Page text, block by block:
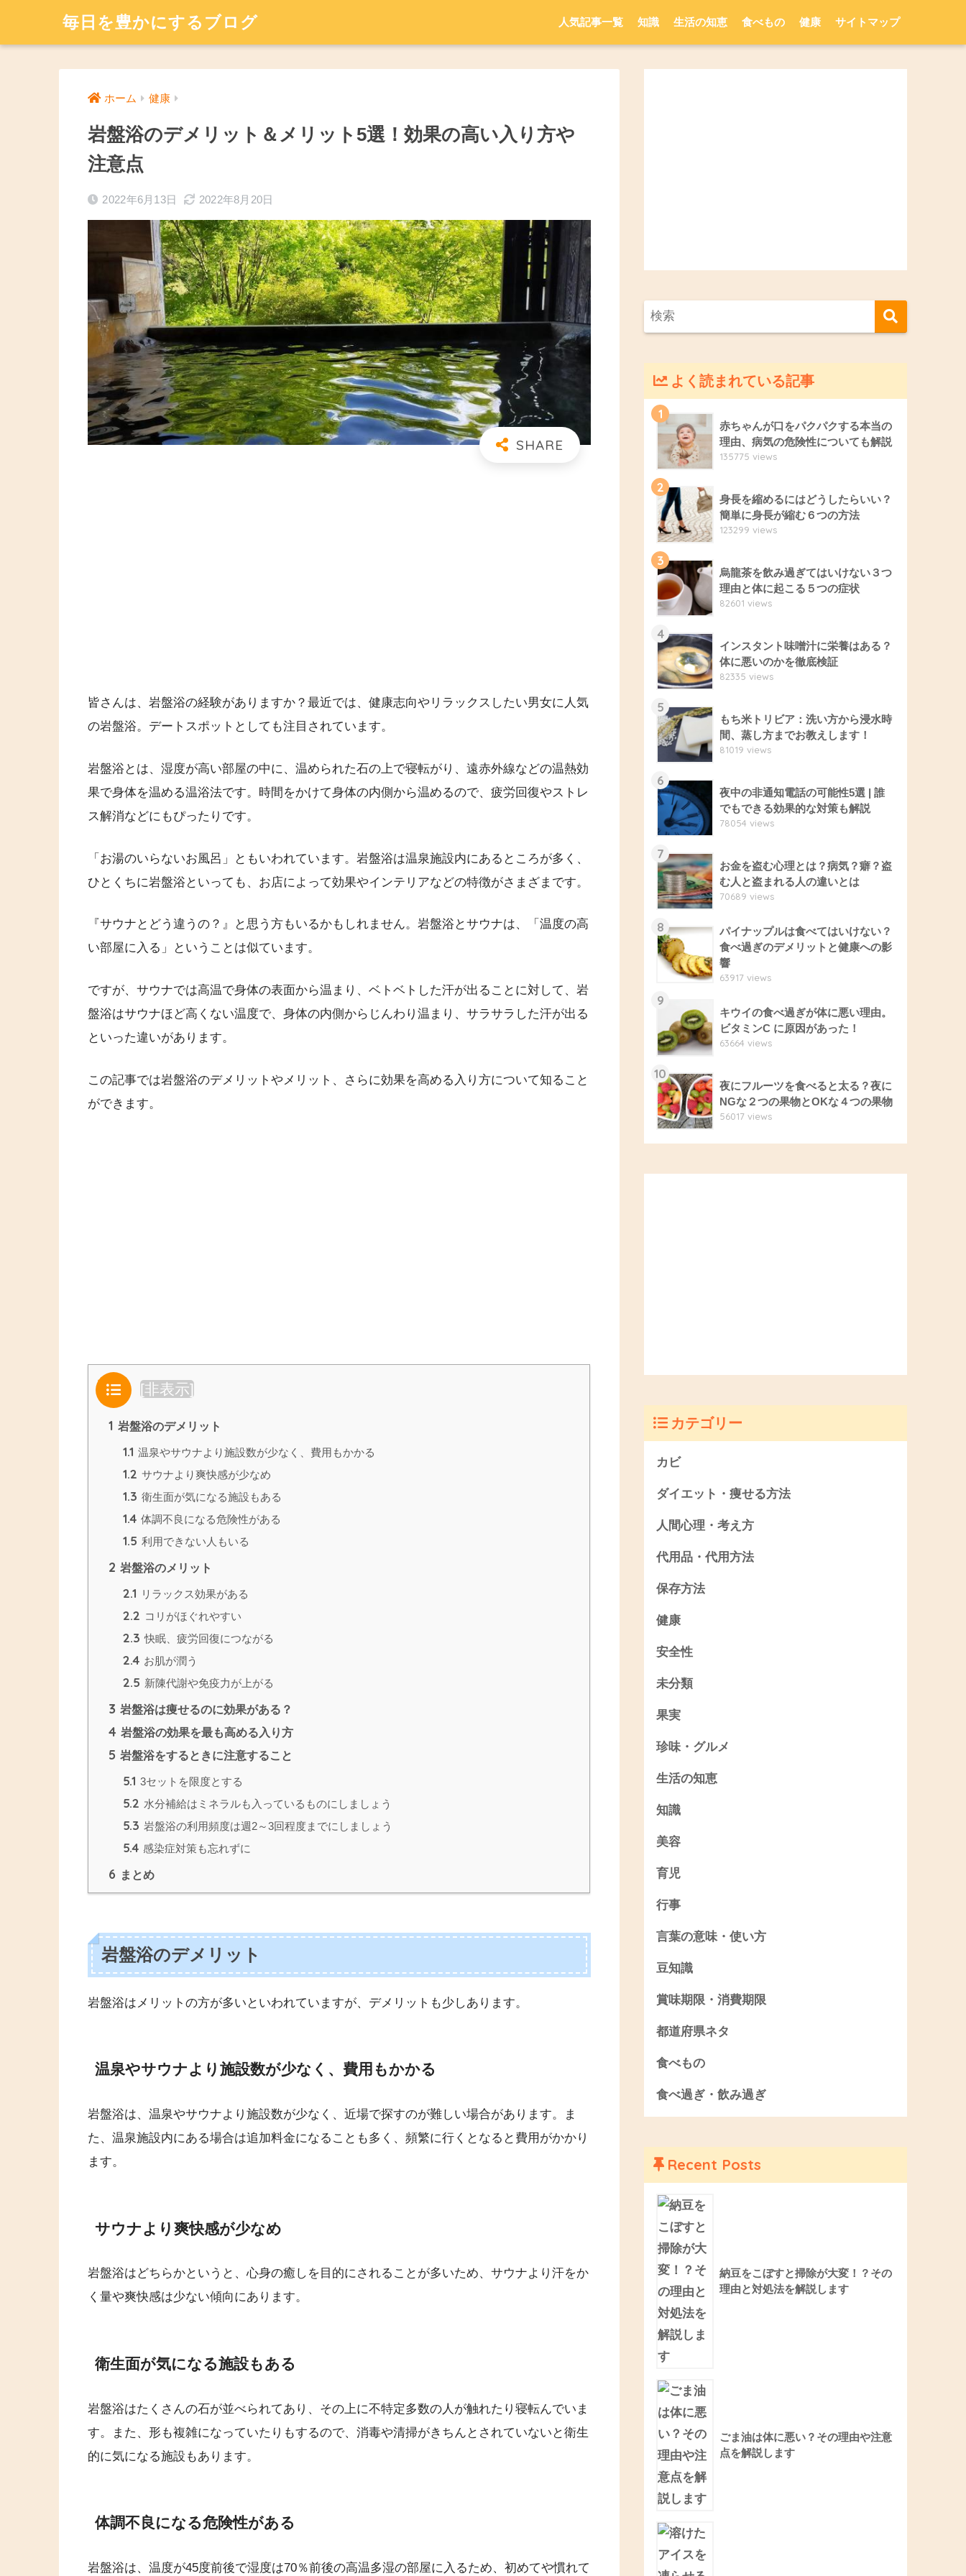
毎日を豊かにするブログ 人気記事一覧 知識 生活の知恵 食べもの 健康 サイトマップ
ホーム 健康
岩盤浴のデメリット＆メリット5選！効果の高い入り方や
注意点
2022年6月13日 2022年8月20日
皆さんは、岩盤浴の経験がありますか？最近では、健康志向やリラックスしたい男女に人気
の岩盤浴。デートスポットとしても注目されています。
岩盤浴とは、湿度が高い部屋の中に、温められた石の上で寝転がり、遠赤外線などの温熱効
果で身体を温める温浴法です。時間をかけて身体の内側から温めるので、疲労回復やストレ
ス解消などにもぴったりです。
「お湯のいらないお風呂」ともいわれています。岩盤浴は温泉施設内にあるところが多く、
ひとくちに岩盤浴といっても、お店によって効果やインテリアなどの特徴がさまざまです。
『サウナとどう違うの？』と思う方もいるかもしれません。岩盤浴とサウナは、「温度の高
い部屋に入る」ということは似ています。
ですが、サウナでは高温で身体の表面から温まり、ベトベトした汗が出ることに対して、岩
盤浴はサウナほど高くない温度で、身体の内側からじんわり温まり、サラサラした汗が出る
といった違いがあります。
この記事では岩盤浴のデメリットやメリット、さらに効果を高める入り方について知ること
ができます。
目次 [非表示]
1 岩盤浴のデメリット
1.1 温泉やサウナより施設数が少なく、費用もかかる
1.2 サウナより爽快感が少なめ
1.3 衛生面が気になる施設もある
1.4 体調不良になる危険性がある
1.5 利用できない人もいる
2 岩盤浴のメリット
2.1 リラックス効果がある
2.2 コリがほぐれやすい
2.3 快眠、疲労回復につながる
2.4 お肌が潤う
2.5 新陳代謝や免疫力が上がる
3 岩盤浴は痩せるのに効果がある？
4 岩盤浴の効果を最も高める入り方
5 岩盤浴をするときに注意すること
5.1 3セットを限度とする
5.2 水分補給はミネラルも入っているものにしましょう
5.3 岩盤浴の利用頻度は週2～3回程度までにしましょう
5.4 感染症対策も忘れずに
6 まとめ
岩盤浴のデメリット
岩盤浴はメリットの方が多いといわれていますが、デメリットも少しあります。
温泉やサウナより施設数が少なく、費用もかかる
岩盤浴は、温泉やサウナより施設数が少なく、近場で探すのが難しい場合があります。ま
た、温泉施設内にある場合は追加料金になることも多く、頻繁に行くとなると費用がかかり
ます。
サウナより爽快感が少なめ
岩盤浴はどちらかというと、心身の癒しを目的にされることが多いため、サウナより汗をか
く量や爽快感は少ない傾向にあります。
衛生面が気になる施設もある
岩盤浴はたくさんの石が並べられてあり、その上に不特定多数の人が触れたり寝転んでいま
す。また、形も複雑になっていたりもするので、消毒や清掃がきちんとされていないと衛生
的に気になる施設もあります。
体調不良になる危険性がある
岩盤浴は、温度が45度前後で湿度は70％前後の高温多湿の部屋に入るため、初めてや慣れて
よく読まれている記事
1
赤ちゃんが口をパクパクする本当の
理由、病気の危険性についても解説
135775 views
2
身長を縮めるにはどうしたらいい？
簡単に身長が縮む６つの方法
123299 views
3
烏龍茶を飲み過ぎてはいけない３つ
理由と体に起こる５つの症状
82601 views
4
インスタント味噌汁に栄養はある？
体に悪いのかを徹底検証
82335 views
5
もち米トリビア：洗い方から浸水時
間、蒸し方までお教えします！
81019 views
6
夜中の非通知電話の可能性5選 | 誰
でもできる効果的な対策も解説
78054 views
7
お金を盗む心理とは？病気？癖？盗
む人と盗まれる人の違いとは
70689 views
8
パイナップルは食べてはいけない？
食べ過ぎのデメリットと健康への影
響
63917 views
9
キウイの食べ過ぎが体に悪い理由。
ビタミンC に原因があった！
63664 views
10
夜にフルーツを食べると太る？夜に
NGな２つの果物とOKな４つの果物
56017 views
カテゴリー
カビ
ダイエット・痩せる方法
人間心理・考え方
代用品・代用方法
保存方法
健康
安全性
未分類
果実
珍味・グルメ
生活の知恵
知識
美容
育児
行事
言葉の意味・使い方
豆知識
賞味期限・消費期限
都道府県ネタ
食べもの
食べ過ぎ・飲み過ぎ
Recent Posts
納豆をこぼすと掃除が大変！？その
理由と対処法を解説します
ごま油は体に悪い？その理由や注意
点を解説します